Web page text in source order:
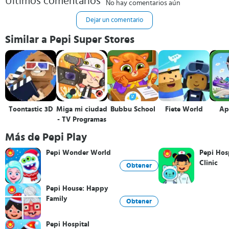
No hay comentarios aún
Dejar un comentario
Similar a Pepi Super Stores
Toontastic 3D Miga mi ciudad
- TV Programas
Bubbu School Fiete World
Más de Pepi Play
Pepi Wonder World
Obtener
Pepi House: Happy
Family
Obtener
Pepi Hospital
Pepi
Clinic